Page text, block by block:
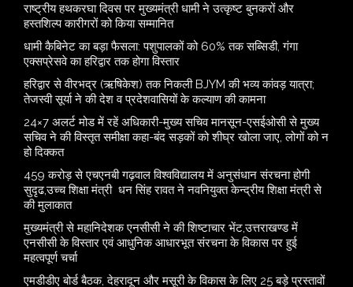
राष्ट्रीय हथकरघा दिवस पर मुख्यमंत्री धामी ने उत्कृष्ट बुनकरों और
हस्तशिल्प कारीगरों को किया सम्मानित
​धामी कैबिनेट का बड़ा फैसला: पशुपालकों को 60% तक सब्सिडी, गंगा
एक्सप्रेसवे का हरिद्वार तक होगा विस्तार
​हरिद्वार से वीरभद्र (ऋषिकेश) तक निकली BJYM की भव्य कांवड़ यात्रा;
तेजस्वी सूर्या ने की देश व प्रदेशवासियों के कल्याण की कामना
24×7 अलर्ट मोड में रहें अधिकारी-मुख्य सचिव मानसून-एसईओसी से मुख्य
सचिव ने की विस्तृत समीक्षा कहा-बंद सड़कों को शीघ्र खोला जाए, लोगों को न
हो दिक्कत
459 करोड़ से एचएनबी गढ़वाल विश्वविद्यालय में अनुसंधान संरचना होगी
सुदृढ,उच्च शिक्षा मंत्री धन सिंह रावत ने नवनियुक्त केन्द्रीय शिक्षा मंत्री से
की मुलाकात
मुख्यमंत्री से महानिदेशक एनसीसी ने की शिष्टाचार भेंट,उत्तराखण्ड में
एनसीसी के विस्तार एवं आधुनिक आधारभूत संरचना के विकास पर हुई
महत्वपूर्ण चर्चा
एमडीडीए बोर्ड बैठक, देहरादून और मसूरी के विकास के लिए 25 बड़े प्रस्तावों